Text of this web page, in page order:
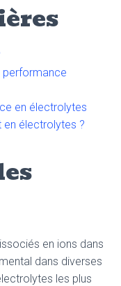
performance
en électrolytes
électrolytes ?
en ions dans
dans diverses
les plus